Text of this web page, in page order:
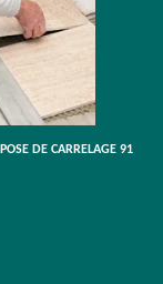
DE CARRELAGE 91